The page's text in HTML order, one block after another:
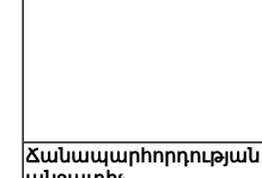
Ճանապարհորդության